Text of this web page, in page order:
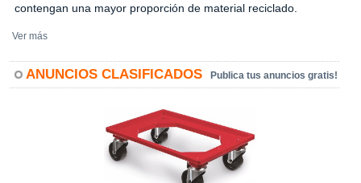
contengan una mayor proporción de material reciclado.
Ver más
ANUNCIOS CLASIFICADOS Publica tus anuncios gratis!